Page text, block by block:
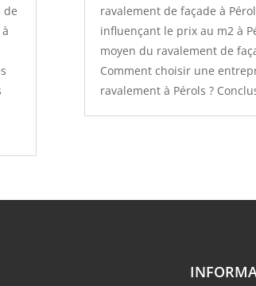
de
ravalement de façade à
influençant le prix au m2 à
moyen du ravalement de
Comment choisir une
ravalement à Pérols ?